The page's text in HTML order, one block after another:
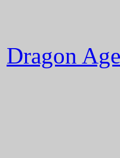
Dragon